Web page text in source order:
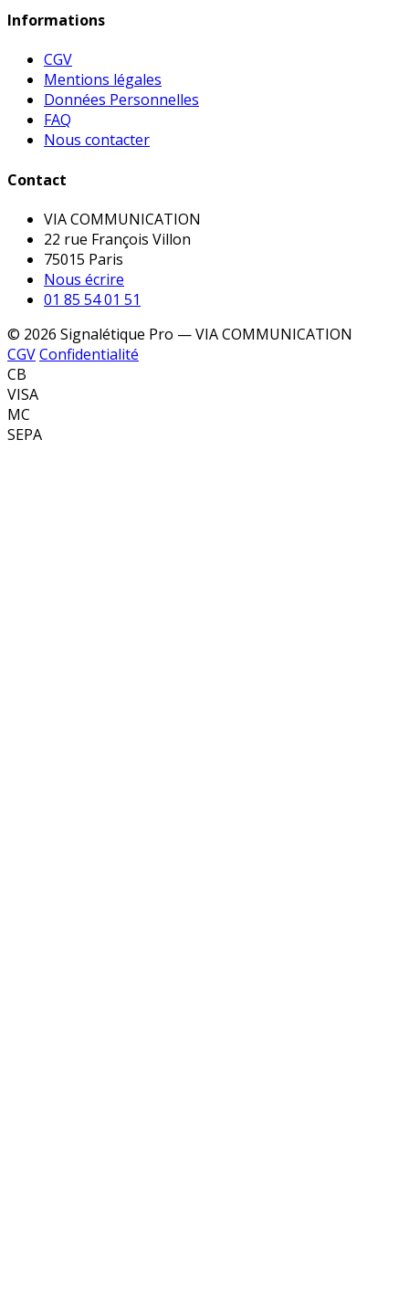
Informations
CGV
Mentions légales
Données Personnelles
FAQ
Nous contacter
Contact
VIA COMMUNICATION
22 rue François Villon
75015 Paris
Nous écrire
01 85 54 01 51
© 2026 Signalétique Pro — VIA COMMUNICATION
CGVConfidentialité
CB
VISA
MC
SEPA